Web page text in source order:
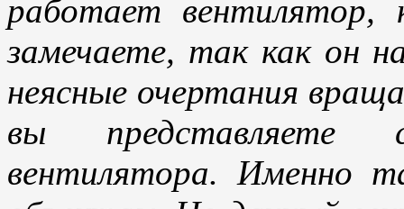
работает вентилятор,
замечаете, так как он
неясные очертания
вы представляете
вентилятора. Именно